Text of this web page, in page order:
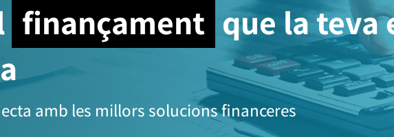
finançament que la teva
amb les millors solucions financeres